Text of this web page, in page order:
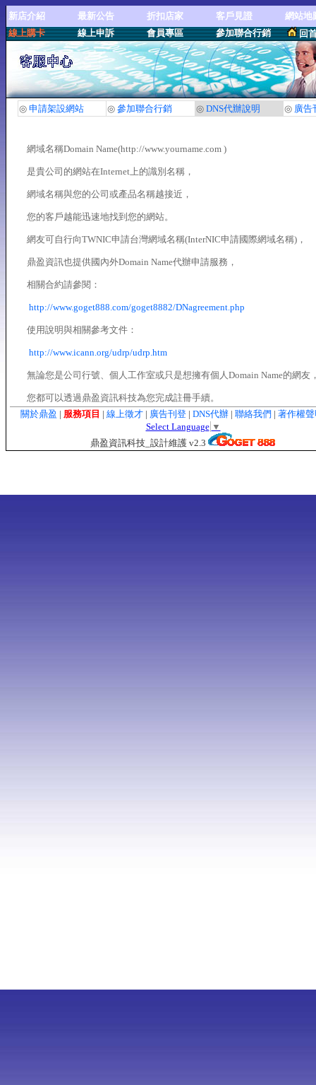
新店介紹 最新公告 折扣店家 客戶見證
網站地
線上購卡
線上申訴 會員專區 參加聯合行銷 回
◎ 申請架設網站 ◎ 參加聯合行銷 ◎ DNS代辦說明 ◎ 廣告
網域名稱Domain Name(http://www.yourname.com )
是貴公司的網站在Internet上的識別名稱，
網域名稱與您的公司或產品名稱越接近，
您的客戶越能迅速地找到您的網站。
網友可自行向TWNIC申請台灣網域名稱(InterNIC申請國際網域名稱)，
鼎盈資訊也提供國內外Domain Name代辦申請服務，
相關合約請參閱：
http://www.goget888.com/goget8882/DNagreement.php
使用說明與相關參考文件：
http://www.icann.org/udrp/udrp.htm
無論您是公司行號、個人工作室或只是想擁有個人Domain Name的網友
您都可以透過鼎盈資訊科技為您完成註冊手續。
關於鼎盈 | 服務項目 | 線上徵才 | 廣告刊登 | DNS代辦 | 聯絡我們 | 著作
Select Language ▼
鼎盈資訊科技_設計維護 v2.3